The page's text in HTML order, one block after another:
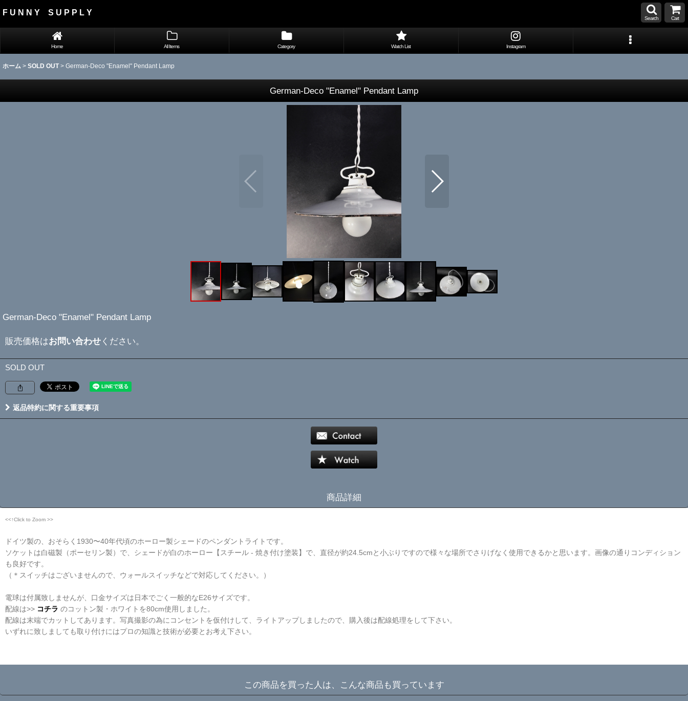
F U N N Y S U P P L Y
Search Cart
Home All Items Category Watch List Instagram
ホーム > SOLD OUT > German-Deco "Enamel" Pendant Lamp
German-Deco "Enamel" Pendant Lamp
German-Deco "Enamel" Pendant Lamp
販売価格はお問い合わせ ください。
SOLD OUT
返品特約に関する重要事項
商品詳細
<<↑Click to Zoom >>
ドイツ製の、おそらく1930〜40年代頃のホーロー製シェードのペンダントライトです。
ソケットは白磁製（ポーセリン製）で、シェードが白のホーロー【スチール - 焼き付け塗装】で、直径が約24.5cmと小ぶりですので様々な場所でさりげなく使用できるかと思います。画像の通りコンディション
も良好です。
（＊スイッチはございませんので、ウォールスイッチなどで対応してください。）
電球は付属致しませんが、口金サイズは日本でごく一般的なE26サイズです。
配線は>> コチラ のコットン製・ホワイトを80cm使用しました。
配線は末端でカットしてあります。写真撮影の為にコンセントを仮付けして、ライトアップしましたので、購入後は配線処理をして下さい。
いずれに致しましても取り付けにはプロの知識と技術が必要とお考え下さい。
この商品を買った人は、こんな商品も買っています